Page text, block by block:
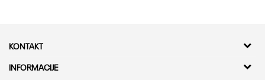
CO
KONTAKT
Kvantum Sport d.o.o.
INFORMACIJE